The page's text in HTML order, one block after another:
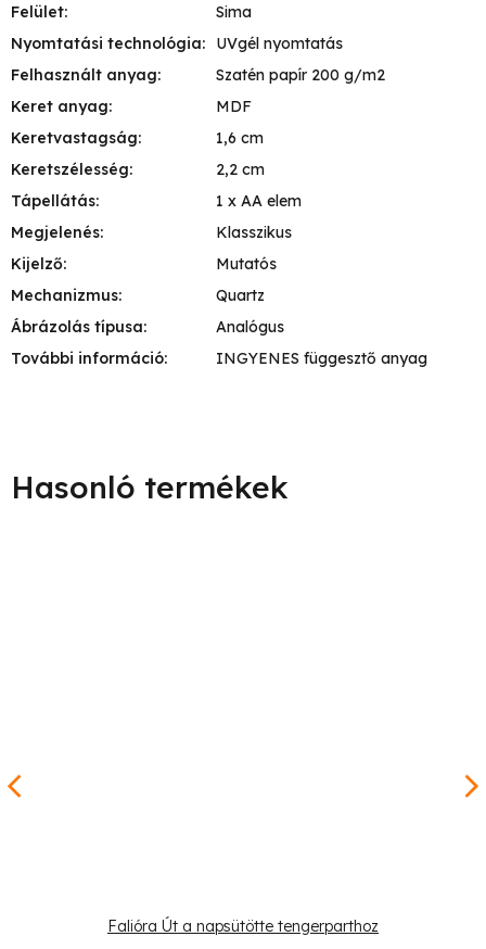
Felület:
Sima
Nyomtatási technológia:
UVgél nyomtatás
Felhasznált anyag:
Szatén papír 200 g/m2
Keret anyag:
MDF
Keretvastagság:
1,6 cm
Keretszélesség:
2,2 cm
Tápellátás:
1 x AA elem
Megjelenés:
Klasszikus
Kijelző:
Mutatós
Mechanizmus:
Quartz
Ábrázolás típusa:
Analógus
További információ: INGYENES függesztő anyag
Falióra Út a napsütötte tengerparthoz